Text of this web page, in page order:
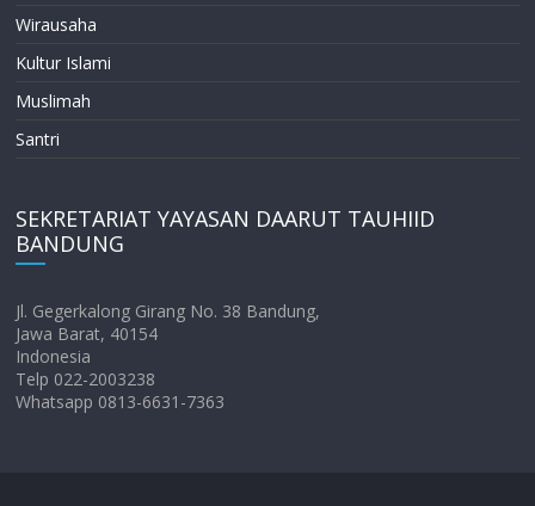
Wirausaha
Kultur Islami
Muslimah
Santri
SEKRETARIAT YAYASAN DAARUT TAUHIID
BANDUNG
Jl. Gegerkalong Girang No. 38 Bandung,
Jawa Barat, 40154
Indonesia
Telp 022-2003238
Whatsapp 0813-6631-7363